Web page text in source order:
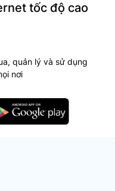
tốc độ cao
quản lý và sử dụng
nơi